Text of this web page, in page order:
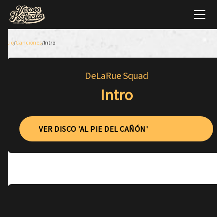
Inicio/Canciones/Intro
DeLaRue Squad
Intro
VER DISCO 'AL PIE DEL CAÑÓN'